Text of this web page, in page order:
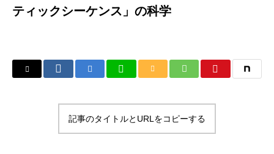
ティックシーケンス」の科学
記事のタイトルとURLをコピーする